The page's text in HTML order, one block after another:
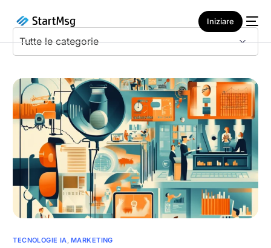
Iniziare
TECNOLOGIE IA, MARKETING
NUOVO